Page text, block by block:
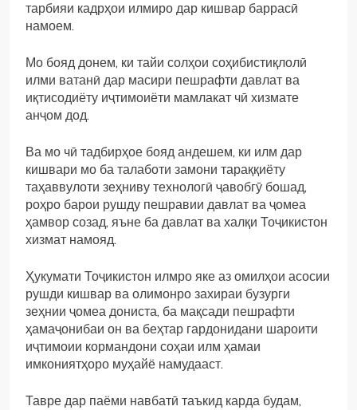
тарбияи кадрҳои илмиро дар кишвар баррасӣ
намоем.
Мо бояд донем, ки тайи солҳои соҳибистиқлолӣ
илми ватанӣ дар масири пешрафти давлат ва
иқтисодиёту иҷтимоиёти мамлакат чӣ хизмате
анҷом дод.
Ва мо чӣ тадбирҳое бояд андешем, ки илм дар
кишвари мо ба талаботи замони тараққиёту
таҳаввулоти зеҳниву технологӣ ҷавобгӯ бошад,
роҳро барои рушду пешравии давлат ва ҷомеа
ҳамвор созад, яъне ба давлат ва халқи Тоҷикистон
хизмат намояд.
Ҳукумати Тоҷикистон илмро яке аз омилҳои асосии
рушди кишвар ва олимонро захираи бузурги
зеҳнии ҷомеа дониста, ба мақсади пешрафти
ҳамаҷонибаи он ва беҳтар гардонидани шароити
иҷтимоии кормандони соҳаи илм ҳамаи
имкониятҳоро муҳайё намудааст.
Тавре дар паёми навбатӣ таъкид карда будам,